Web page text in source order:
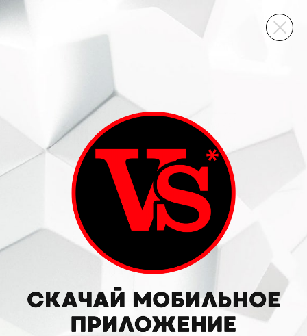
ВИННЫЙ СКЛАД